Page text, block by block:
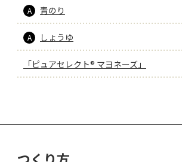
A 青のり
A しょうゆ
「ピュアセレクト® マヨネーズ」